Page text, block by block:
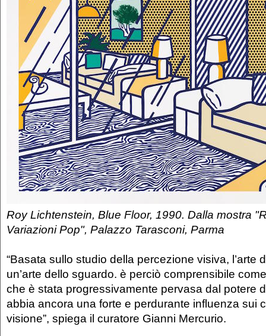
Roy Lichtenstein, Blue Floor, 1990. Dalla mostra
Variazioni Pop", Palazzo Tarasconi, Parma
“Basata sullo studio della percezione visiva, l’arte
un’arte dello sguardo. è perciò comprensibile
che è stata progressivamente pervasa dal potere
abbia ancora una forte e perdurante influenza sui
visione”, spiega il curatore Gianni Mercurio.